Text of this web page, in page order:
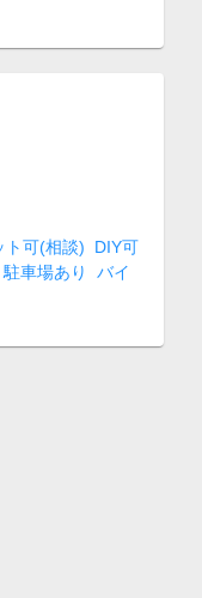
ト可(相談)
DIY可
駐車場あり
バイ